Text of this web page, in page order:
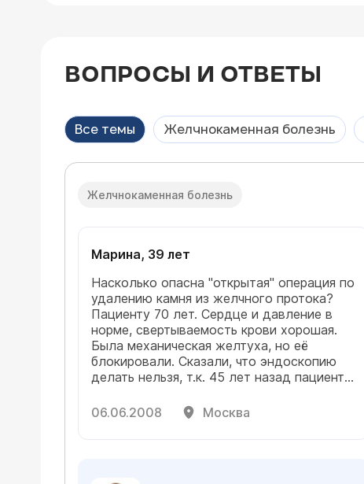
ВОПРОСЫ И ОТВЕТЫ
Все темы Желчнокаменная болезнь
Желчнокаменная болезнь
Марина, 39 лет
Насколько опасна "открытая" операция по
удалению камня из желчного протока?
Пациенту 70 лет. Сердце и давление в
норме, свертываемость крови хорошая.
Была механическая желтуха, но её
блокировали. Сказали, что эндоскопию
делать нельзя, т.к. 45 лет назад пациент
удалено3/4 желудка)
06.06.2008 Москва